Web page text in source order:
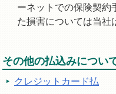
ーネットでの保険契約
た損害については当社
その他の払込みについ
クレジットカード払